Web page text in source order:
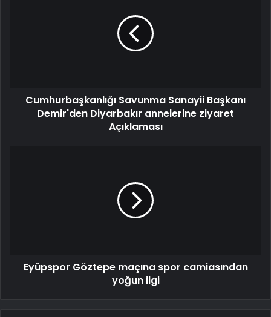
Cumhurbaşkanlığı Savunma Sanayii Başkanı
Demir'den Diyarbakır annelerine ziyaret
Açıklaması
Eyüpspor Göztepe maçına spor camiasından
yoğun ilgi